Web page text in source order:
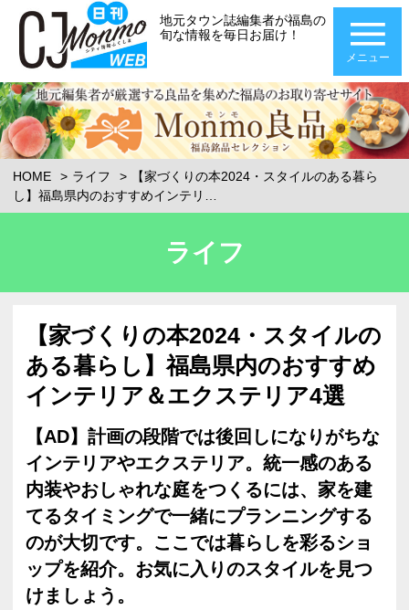
地元タウン誌編集者が福島の
旬な情報を毎日お届け！
メニュー
HOME ライフ
【家づくりの本2024・スタイルのある暮ら
し】福島県内のおすすめインテリ…
ライフ
【家づくりの本2024・スタイルの
ある暮らし】福島県内のおすすめ
インテリア＆エクステリア4選
【AD】計画の段階では後回しになりがちな
インテリアやエクステリア。統一感のある
内装やおしゃれな庭をつくるには、家を建
てるタイミングで一緒にプランニングする
のが大切です。ここでは暮らしを彩るショ
ップを紹介。お気に入りのスタイルを見つ
けましょう。